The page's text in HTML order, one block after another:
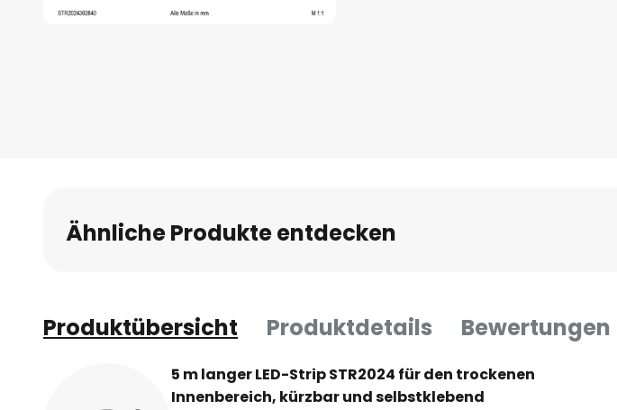
Ähnliche Produkte entdecken
Produktübersicht Produktdetails Bewertungen
5 m langer LED-Strip STR2024 für den trockenen
Innenbereich, kürzbar und selbstklebend